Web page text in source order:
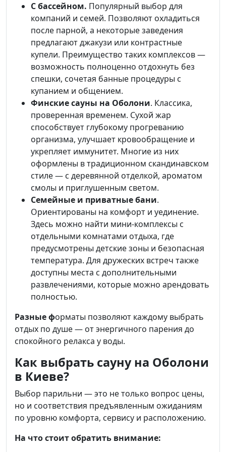
С бассейном. Популярный выбор для
компаний и семей. Позволяют охладиться
после парной, а некоторые заведения
предлагают джакузи или контрастные
купели. Преимущество таких комплексов —
возможность полноценно отдохнуть без
спешки, сочетая банные процедуры с
купанием и общением.
Финские сауны на Оболони. Классика,
проверенная временем. Сухой жар
способствует глубокому прогреванию
организма, улучшает кровообращение и
укрепляет иммунитет. Многие из них
оформлены в традиционном скандинавском
стиле — с деревянной отделкой, ароматом
смолы и приглушенным светом.
Семейные и приватные бани.
Ориентированы на комфорт и уединение.
Здесь можно найти мини-комплексы с
отдельными комнатами отдыха, где
предусмотрены детские зоны и безопасная
температура. Для дружеских встреч также
доступны места с дополнительными
развлечениями, которые можно арендовать
полностью.
Разные форматы позволяют каждому выбрать
отдых по душе — от энергичного парения до
спокойного релакса у воды.
Как выбрать сауну на Оболони
в Киеве?
Выбор парильни — это не только вопрос цены,
но и соответствия предъявленным ожиданиям
по уровню комфорта, сервису и расположению.
На что стоит обратить внимание: